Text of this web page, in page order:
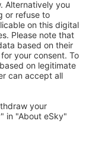
Hotels,